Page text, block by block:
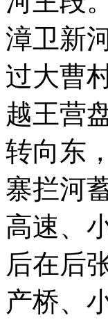
漳卫新
过大曹
越王营
转向东
寨拦河
高速、
后在后
产桥、